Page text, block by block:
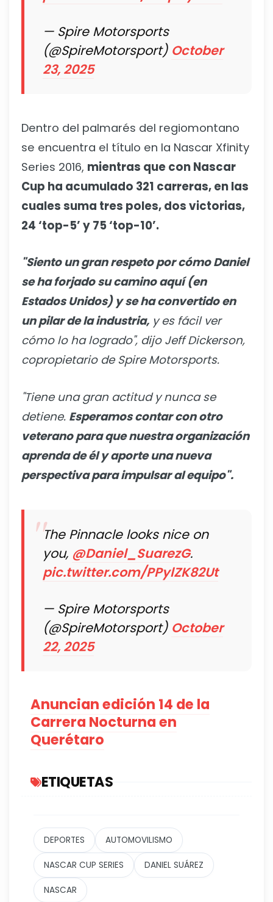
— Spire Motorsports
(@SpireMotorsport) October
23, 2025
Dentro del palmarés del regiomontano
se encuentra el título en la Nascar Xfinity
Series 2016, mientras que con Nascar
Cup ha acumulado 321 carreras, en las
cuales suma tres poles, dos victorias,
24 ‘top-5’ y 75 ‘top-10’.
"Siento un gran respeto por cómo Daniel
se ha forjado su camino aquí (en
Estados Unidos) y se ha convertido en
un pilar de la industria, y es fácil ver
cómo lo ha logrado", dijo Jeff Dickerson,
copropietario de Spire Motorsports.
"Tiene una gran actitud y nunca se
detiene. Esperamos contar con otro
veterano para que nuestra organización
aprenda de él y aporte una nueva
perspectiva para impulsar al equipo".
The Pinnacle looks nice on
you, @Daniel_SuarezG.
pic.twitter.com/PPylZK82Ut
— Spire Motorsports
(@SpireMotorsport) October
22, 2025
Anuncian edición 14 de la
Carrera Nocturna en
Querétaro
ETIQUETAS
DEPORTES AUTOMOVILISMO
NASCAR CUP SERIES DANIEL SUÁREZ
NASCAR